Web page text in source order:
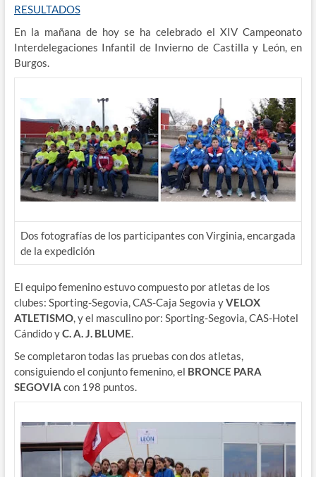
RESULTADOS
En la mañana de hoy se ha celebrado el XIV Campeonato
Interdelegaciones Infantil de Invierno de Castilla y León, en
Burgos.
Dos fotografías de los participantes con Virginia, encargada
de la expedición
El equipo femenino estuvo compuesto por atletas de los
clubes: Sporting-Segovia, CAS-Caja Segovia yVELOX
ATLETISMO, y el masculino por: Sporting-Segovia, CAS-Hotel
Cándido yC. A. J. BLUME.
Se completaron todas las pruebas con dos atletas,
consiguiendo el conjunto femenino, el BRONCE PARA
SEGOVIA con 198 puntos.